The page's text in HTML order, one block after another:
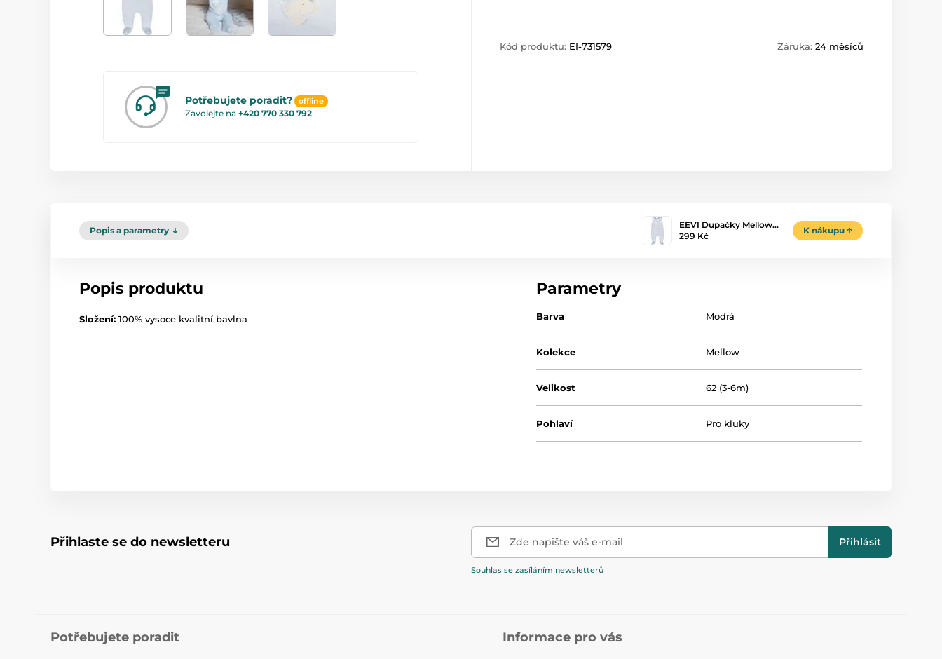
Potřebujete poradit? offline
Zavolejte na +420 770 330 792
Kód produktu: EI-731579 Záruka: 24 měsíců
Popis a parametry
EEVI Dupačky Mellow…
299 Kč
K nákupu
Popis produktu
Složení: 100% vysoce kvalitní bavlna
Parametry
Barva Modrá
Kolekce Mellow
Velikost 62 (3-6m)
Pohlaví Pro kluky
Přihlaste se do newsletteru Zde napište váš e-mail Přihlásit
Souhlas se zasíláním newsletterů
Potřebujete poradit Informace pro vás